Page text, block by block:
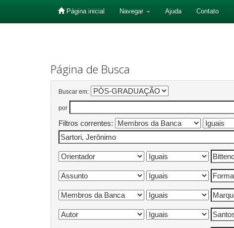
Página inicial Navegar Ajuda Contato
Página de Busca
Buscar em:
por
Filtros correntes: